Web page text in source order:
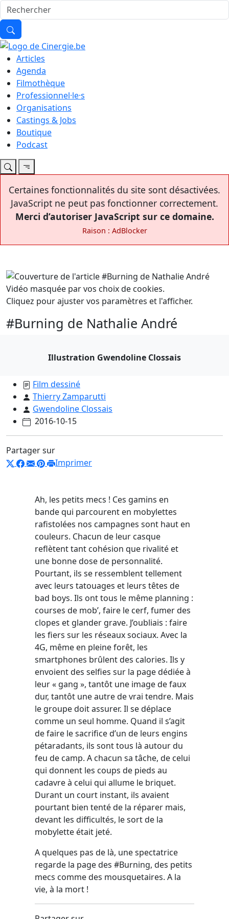
Articles
Agenda
Filmothèque
Professionnel·le·s
Organisations
Castings & Jobs
Boutique
Podcast
Certaines fonctionnalités du site sont désactivées.
JavaScript ne peut pas fonctionner correctement.
Merci d’autoriser JavaScript sur ce domaine.
Raison : AdBlocker
Vidéo masquée par vos choix de cookies.
Cliquez pour ajuster vos paramètres et l'afficher.
#Burning de Nathalie André
Illustration Gwendoline Clossais
Film dessiné
Thierry Zamparutti
Gwendoline Clossais
2016-10-15
Partager sur
Imprimer
Ah, les petits mecs ! Ces gamins en
bande qui parcourent en mobylettes
rafistolées nos campagnes sont haut en
couleurs. Chacun de leur casque
reflètent tant cohésion que rivalité et
une bonne dose de personnalité.
Pourtant, ils se ressemblent tellement
avec leurs tatouages et leurs têtes de
bad boys. Ils ont tous le même planning :
courses de mob’, faire le cerf, fumer des
clopes et glander grave. J’oubliais : faire
les fiers sur les réseaux sociaux. Avec la
4G, même en pleine forêt, les
smartphones brûlent des calories. Ils y
envoient des selfies sur la page dédiée à
leur « gang », tantôt une image de faux
dur, tantôt une autre de vrai tendre. Mais
le groupe doit assurer. Il se déplace
comme un seul homme. Quand il s’agit
de faire le sacrifice d’un de leurs engins
pétaradants, ils sont tous là autour du
feu de camp. A chacun sa tâche, de celui
qui donnent les coups de pieds au
cadavre à celui qui allume le briquet.
Durant un court instant, ils avaient
pourtant bien tenté de la réparer mais,
devant les difficultés, le sort de la
mobylette était jeté.
A quelques pas de là, une spectatrice
regarde la page des #Burning, des petits
mecs comme des mousquetaires. A la
vie, à la mort !